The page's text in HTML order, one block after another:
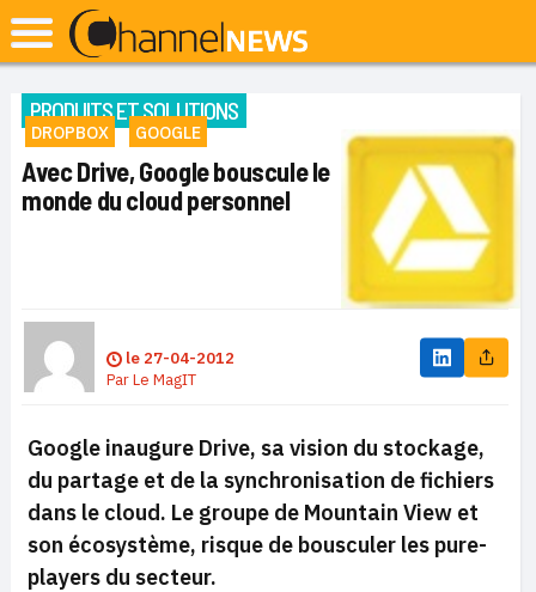
PRODUITS ET SOLUTIONS
DROPBOX GOOGLE
Avec Drive, Google bouscule le
monde du cloud personnel
le 27-04-2012
ParLe MagIT
Google inaugure Drive, sa vision du stockage,
du partage et de la synchronisation de fichiers
dans le cloud. Le groupe de Mountain View et
son écosystème, risque de bousculer les pure-
players du secteur.